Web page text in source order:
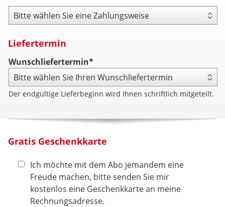
Zahlungsweise
Liefertermin
Wunschliefertermin*
Der endgültige Lieferbeginn wird Ihnen schriftlich mitgeteilt.
Gratis Geschenkkarte
Ich möchte mit dem Abo jemandem eine
Freude machen, bitte senden Sie mir
kostenlos eine Geschenkkarte an meine
Rechnungsadresse.